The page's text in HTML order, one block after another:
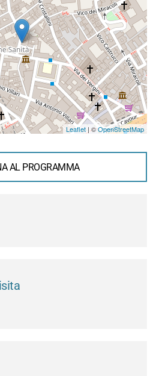
Leaflet | ©OpenStreetMap
AL PROGRAMMA